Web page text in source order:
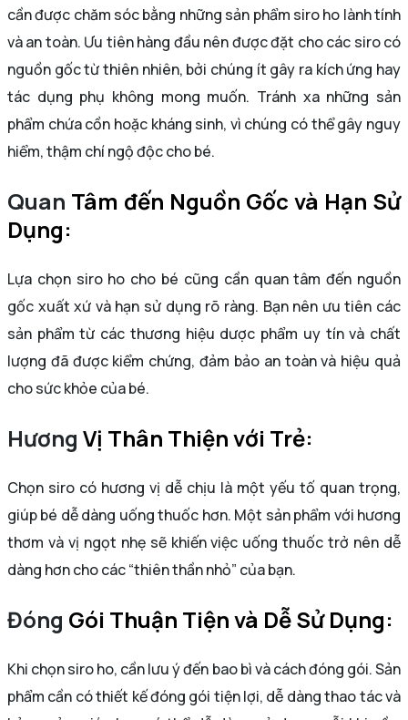
cần được chăm sóc bằng những sản phẩm siro ho lành tính
và an toàn. Ưu tiên hàng đầu nên được đặt cho các siro có
nguồn gốc từ thiên nhiên, bởi chúng ít gây ra kích ứng hay
tác dụng phụ không mong muốn. Tránh xa những sản
phẩm chứa cồn hoặc kháng sinh, vì chúng có thể gây nguy
hiểm, thậm chí ngộ độc cho bé.
Quan Tâm đến Nguồn Gốc và Hạn Sử
Dụng:
Lựa chọn siro ho cho bé cũng cần quan tâm đến nguồn
gốc xuất xứ và hạn sử dụng rõ ràng. Bạn nên ưu tiên các
sản phẩm từ các thương hiệu dược phẩm uy tín và chất
lượng đã được kiểm chứng, đảm bảo an toàn và hiệu quả
cho sức khỏe của bé.
Hương Vị Thân Thiện với Trẻ:
Chọn siro có hương vị dễ chịu là một yếu tố quan trọng,
giúp bé dễ dàng uống thuốc hơn. Một sản phẩm với hương
thơm và vị ngọt nhẹ sẽ khiến việc uống thuốc trở nên dễ
dàng hơn cho các “thiên thần nhỏ” của bạn.
Đóng Gói Thuận Tiện và Dễ Sử Dụng:
Khi chọn siro ho, cần lưu ý đến bao bì và cách đóng gói. Sản
phẩm cần có thiết kế đóng gói tiện lợi, dễ dàng thao tác và